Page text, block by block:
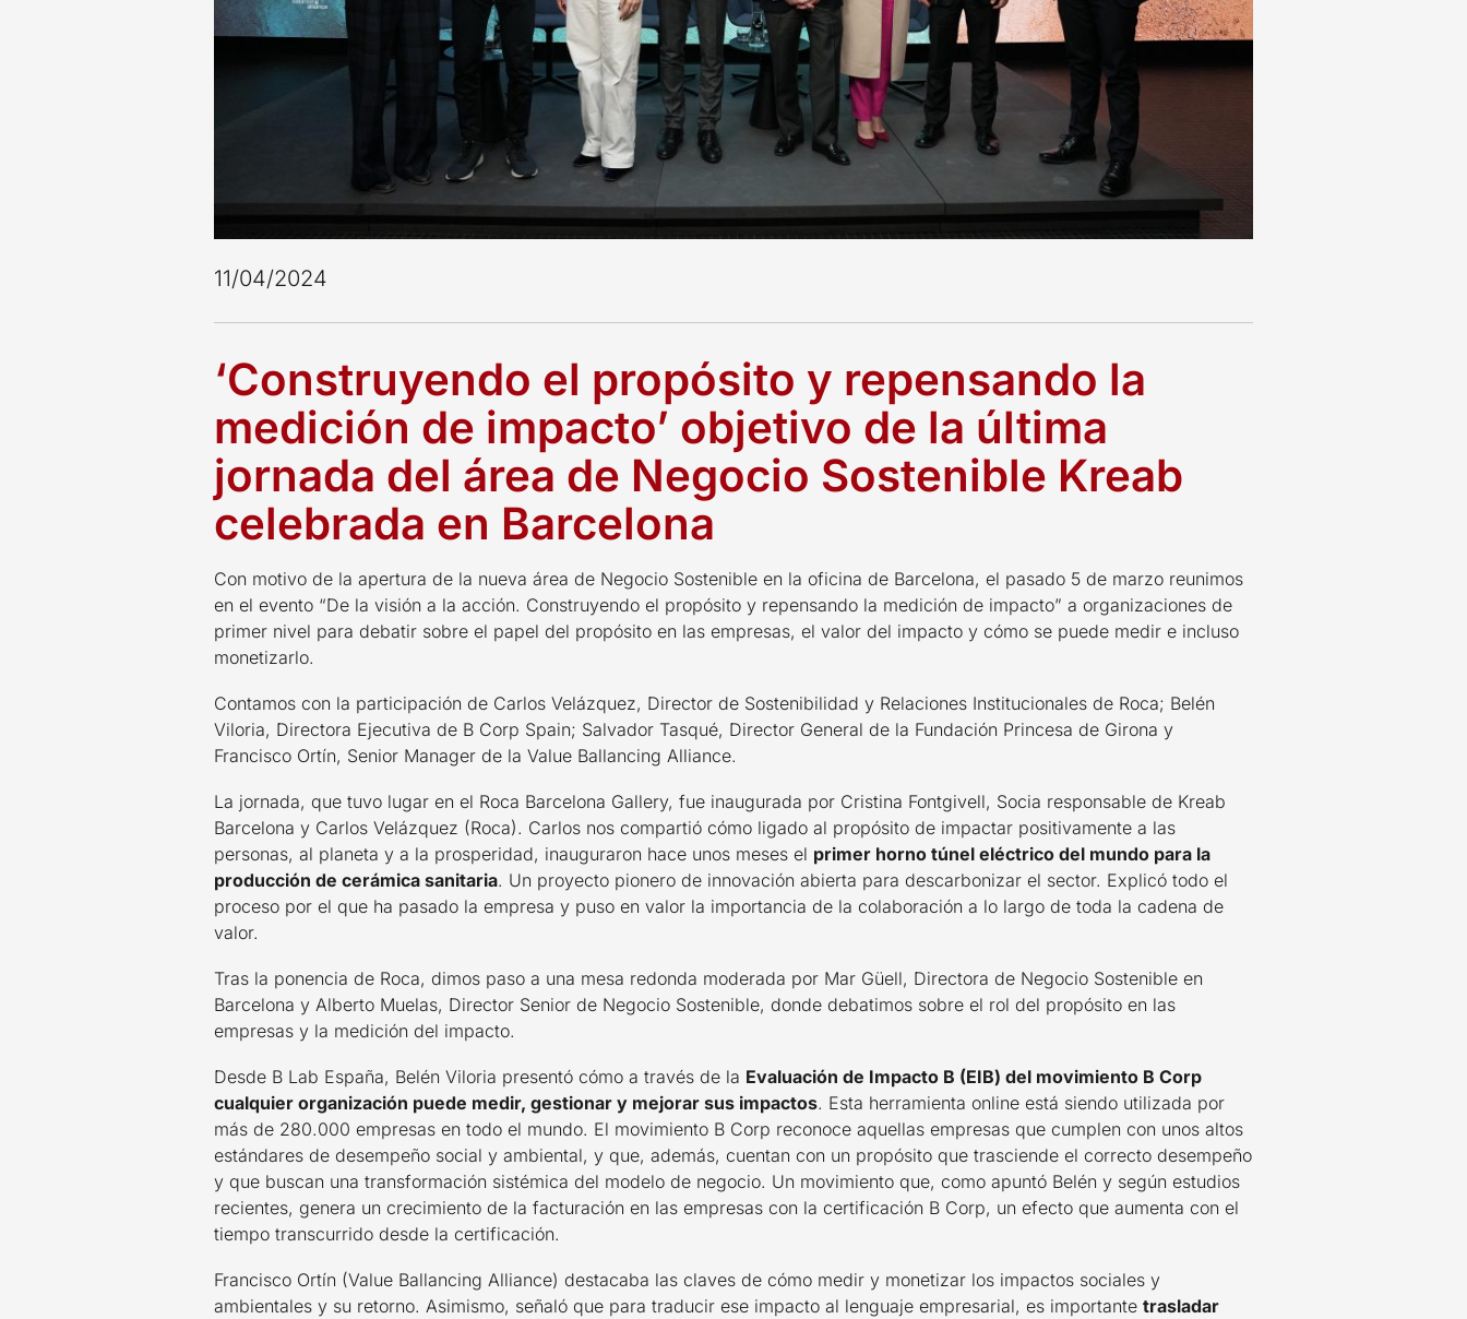
11/04/2024
‘Construyendo el propósito y repensando la
medición de impacto’ objetivo de la última
jornada del área de Negocio Sostenible Kreab
celebrada en Barcelona
Con motivo de la apertura de la nueva área de Negocio Sostenible en la oficina de Barcelona, el pasado 5 de marzo reunimos
en el evento “De la visión a la acción. Construyendo el propósito y repensando la medición de impacto” a organizaciones de
primer nivel para debatir sobre el papel del propósito en las empresas, el valor del impacto y cómo se puede medir e incluso
monetizarlo.
Contamos con la participación de Carlos Velázquez, Director de Sostenibilidad y Relaciones Institucionales de Roca; Belén
Viloria, Directora Ejecutiva de B Corp Spain; Salvador Tasqué, Director General de la Fundación Princesa de Girona y
Francisco Ortín, Senior Manager de la Value Ballancing Alliance.
La jornada, que tuvo lugar en el Roca Barcelona Gallery, fue inaugurada por Cristina Fontgivell, Socia responsable de Kreab
Barcelona y Carlos Velázquez (Roca). Carlos nos compartió cómo ligado al propósito de impactar positivamente a las
personas, al planeta y a la prosperidad, inauguraron hace unos meses el primer horno túnel eléctrico del mundo para la
producción de cerámica sanitaria. Un proyecto pionero de innovación abierta para descarbonizar el sector. Explicó todo el
proceso por el que ha pasado la empresa y puso en valor la importancia de la colaboración a lo largo de toda la cadena de
valor.
Tras la ponencia de Roca, dimos paso a una mesa redonda moderada por Mar Güell, Directora de Negocio Sostenible en
Barcelona y Alberto Muelas, Director Senior de Negocio Sostenible, donde debatimos sobre el rol del propósito en las
empresas y la medición del impacto.
Desde B Lab España, Belén Viloria presentó cómo a través de la Evaluación de Impacto B (EIB) del movimiento B Corp
cualquier organización puede medir, gestionar y mejorar sus impactos. Esta herramienta online está siendo utilizada por
más de 280.000 empresas en todo el mundo. El movimiento B Corp reconoce aquellas empresas que cumplen con unos altos
estándares de desempeño social y ambiental, y que, además, cuentan con un propósito que trasciende el correcto desempeño
y que buscan una transformación sistémica del modelo de negocio. Un movimiento que, como apuntó Belén y según estudios
recientes, genera un crecimiento de la facturación en las empresas con la certificación B Corp, un efecto que aumenta con el
tiempo transcurrido desde la certificación.
Francisco Ortín (Value Ballancing Alliance) destacaba las claves de cómo medir y monetizar los impactos sociales y
ambientales y su retorno. Asimismo, señaló que para traducir ese impacto al lenguaje empresarial, es importante trasladar